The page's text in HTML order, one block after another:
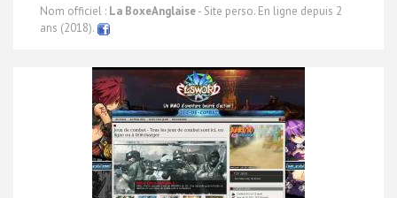
Nom officiel : La BoxeAnglaise- Site perso. En ligne depuis 2
ans (2018).